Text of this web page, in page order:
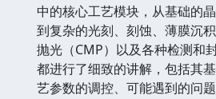
中的核心工艺模块，从基础的
到复杂的光刻、刻蚀、薄膜沉
抛光（CMP）以及各种检测和
都进行了细致的讲解，包括其
艺参数的调控、可能遇到的问